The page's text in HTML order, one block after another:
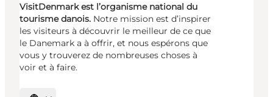
VisitDenmark est l’organisme national du
tourisme danois. Notre mission est d’inspirer
les visiteurs à découvrir le meilleur de ce que
le Danemark a à offrir, et nous espérons que
vous y trouverez de nombreuses choses à
voir et à faire.